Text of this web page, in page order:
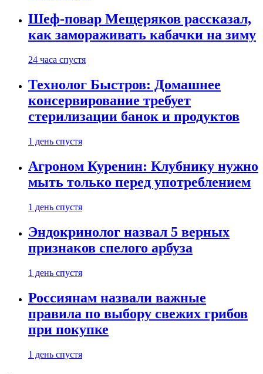
Шеф-повар Мещеряков рассказал,
как замораживать кабачки на зиму
24 часа спустя
Технолог Быстров: Домашнее
консервирование требует
стерилизации банок и продуктов
1 день спустя
Агроном Куренин: Клубнику нужно
мыть только перед употреблением
1 день спустя
Эндокринолог назвал 5 верных
признаков спелого арбуза
1 день спустя
Россиянам назвали важные
правила по выбору свежих грибов
при покупке
1 день спустя